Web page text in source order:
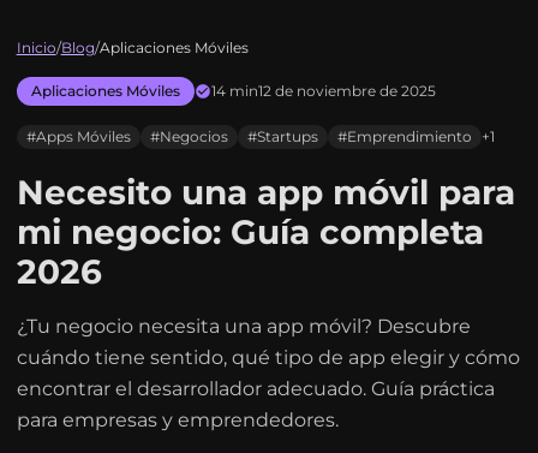
Inicio/Blog/Aplicaciones Móviles
Aplicaciones Móviles 14 min12 de noviembre de 2025
#Apps Móviles #Negocios #Startups #Emprendimiento +1
Necesito una app móvil para
mi negocio: Guía completa
2026
¿Tu negocio necesita una app móvil? Descubre
cuándo tiene sentido, qué tipo de app elegir y cómo
encontrar el desarrollador adecuado. Guía práctica
para empresas y emprendedores.